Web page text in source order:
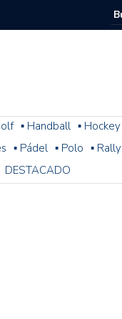
▪ Handball ▪ Hockey
▪ Pádel ▪ Polo ▪ Rally
DESTACADO